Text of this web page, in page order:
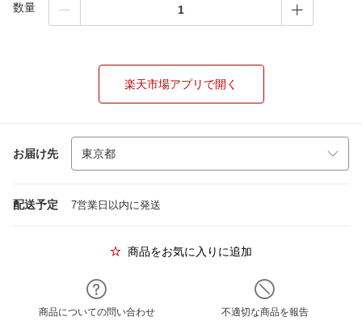
数量
楽天市場アプリで開く
お届け先
配送予定 7営業日以内に発送
商品をお気に入りに追加
商品についての問い合わせ 不適切な商品を報告